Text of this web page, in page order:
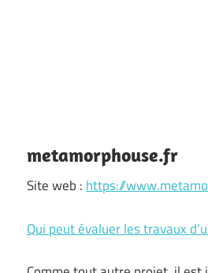
metamorphouse.fr
Site web : https://
Qui peut évaluer les travaux